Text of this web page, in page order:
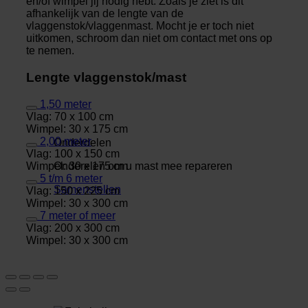
Onderdelen
Onderelen om u mast mee repareren
Samenstellen
afhankelijk van de lengte van de
vlaggenstok/vlaggenmast. Mocht je er toch niet
uitkomen, schroom dan niet om contact met ons op
te nemen.
Lengte vlaggenstok/mast
1,50 meter
Vlag: 70 x 100 cm
Wimpel: 30 x 175 cm
2,00 meter
Vlag: 100 x 150 cm
Wimpel: 30 x 175 cm
5 t/m 6 meter
Vlag: 150 x 225 cm
Wimpel: 30 x 300 cm
7 meter of meer
Vlag: 200 x 300 cm
Wimpel: 30 x 300 cm